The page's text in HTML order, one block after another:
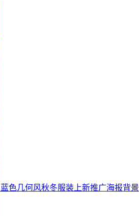
蓝色几何风秋冬服装上新推广海报背景